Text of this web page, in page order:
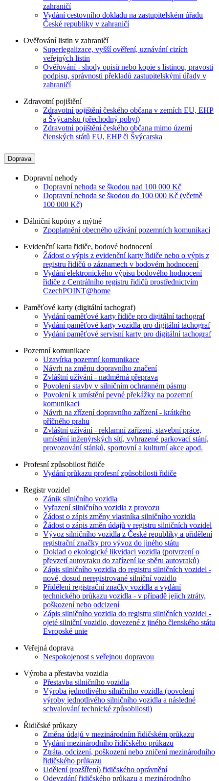
zahraničí
Vydání cestovního dokladu na zastupitelském úřadu
České republiky v zahraničí
Ověřování listin v zahraničí
Superlegalizace, vyšší ověření, uznávání cizích
veřejných listin
Ověřování - shody opisů nebo kopie s listinou, pravosti
podpisu, správnosti překladů zastupitelskými úřady v
zahraničí
Zdravotní pojištění
Zdravotní pojištění českého občana v zemích EU, EHP
a Švýcarsku (přechodný pobyt)
Zdravotní pojištění českého občana mimo území
členských států EU, EHP či Švýcarska
Doprava
Dopravní nehody
Dopravní nehoda se škodou nad 100 000 Kč
Dopravní nehoda se škodou do 100 000 Kč (včetně
100 000 Kč)
Dálniční kupóny a mýtné
Zpoplatnění obecného užívání pozemních komunikací
Evidenční karta řidiče, bodové hodnocení
Žádost o výpis z evidenční karty řidiče nebo o výpis z
registru řidičů o záznamech v bodovém hodnocení
Vydání elektronického výpisu bodového hodnocení
řidiče z Centrálního registru řidičů prostřednictvím
CzechPOINT@home
Paměťové karty (digitální tachograf)
Vydání paměťové karty řidiče pro digitální tachograf
Vydání paměťové karty vozidla pro digitální tachograf
Vydání paměťové servisní karty pro digitální tachograf
Pozemní komunikace
Uzavírka pozemní komunikace
Návrh na změnu dopravního značení
Zvláštní užívání - nadměrná přeprava
Povolení stavby v silničním ochranném pásmu
Povolení k umístění pevné překážky na pozemní
komunikaci
Návrh na zřízení dopravního zařízení - krátkého
příčného prahu
Zvláštní užívání - reklamní zařízení, stavební práce,
umístění inženýrských sítí, vyhrazené parkovací stání,
provozování stánků, sportovní a kulturní akce apod.
Profesní způsobilost řidiče
Vydání průkazu profesní způsobilosti řidiče
Registr vozidel
Zánik silničního vozidla
Vyřazení silničního vozidla z provozu
Žádost o zápis změny vlastníka silničního vozidla
Žádost o zápis změn údajů v registru silničních vozidel
Vývoz silničního vozidla z České republiky a přidělení
registrační značky pro vývoz do jiného státu
Doklad o ekologické likvidaci vozidla (potvrzení o
převzetí autovraku do zařízení ke sběru autovraků)
Zápis silničního vozidla do registru silničních vozidel -
nové, dosud neregistrované silniční vozidlo
Přidělení registrační značky vozidla a vydání
technického průkazu vozidla - v případě jejich ztráty,
poškození nebo odcizení
Zápis silničního vozidla do registru silničních vozidel -
ojeté silniční vozidlo, dovezené z jiného členského státu
Evropské unie
Veřejná doprava
Nespokojenost s veřejnou dopravou
Výroba a přestavba vozidla
Přestavba silničního vozidla
Výroba jednotlivého silničního vozidla (povolení
výroby jednotlivého silničního vozidla a následné
schvalování technické způsobilosti)
Řidičské průkazy
Změna údajů v mezinárodním řidičském průkazu
Vydání mezinárodního řidičského průkazu
Ztráta, odcizení, poškození nebo zničení mezinárodního
řidičského průkazu
Udělení (rozšíření) řidičského oprávnění
Odevzdání řidičského průkazu a mezinárodního